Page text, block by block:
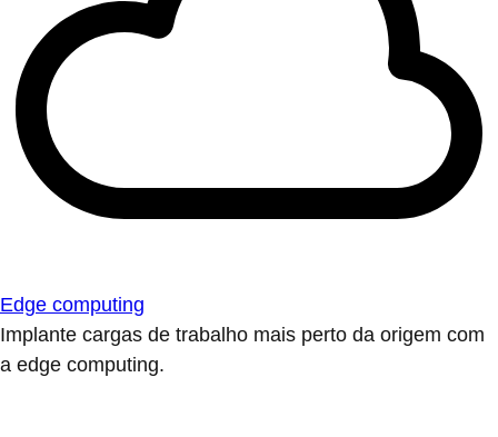
Edge computing
Implante cargas de trabalho mais perto da origem com
a edge computing.